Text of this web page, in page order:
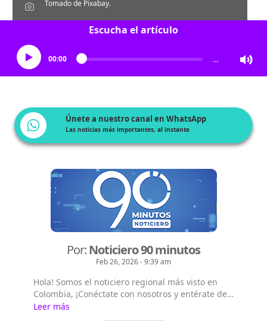
Tomado de Pixabay.
Escucha el artículo
00:00 …
Únete a nuestro canal en WhatsApp
Las noticias más importantes, al instante
Por:Noticiero 90 minutos
Feb 26, 2026 - 9:39 am
Hola! Somos el noticiero regional más visto en
Colombia, ¡Conéctate con nosotros y entérate de
las noticias del suroccidente colombiano!,
Emisión digital en vivo a las 8 a.m. por todos
Leer más